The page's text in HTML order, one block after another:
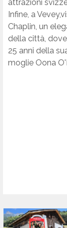
attrazioni
Infine, a
Chaplin, un
della città,
25 anni della
moglie Oona